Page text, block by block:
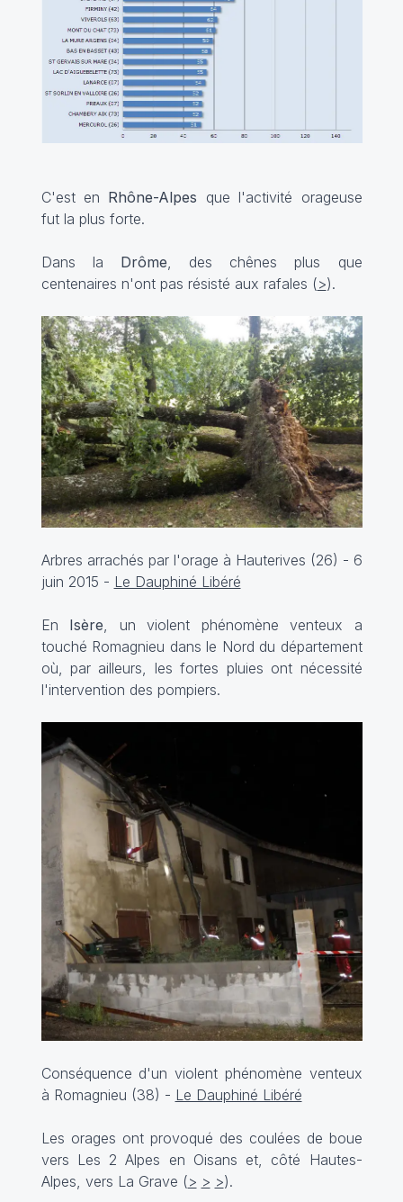
C'est en Rhône-Alpes que l'activité orageuse
fut la plus forte.
Dans la Drôme , des chênes plus que
centenaires n'ont pas résisté aux rafales (>).
Arbres arrachés par l'orage à Hauterives (26) - 6
juin 2015 - Le Dauphiné Libéré
En Isère, un violent phénomène venteux a
touché Romagnieu dans le Nord du département
où, par ailleurs, les fortes pluies ont nécessité
l'intervention des pompiers.
Conséquence d'un violent phénomène venteux
à Romagnieu (38) - Le Dauphiné Libéré
Les orages ont provoqué des coulées de boue
vers Les 2 Alpes en Oisans et, côté Hautes-
Alpes, vers La Grave (> > >).